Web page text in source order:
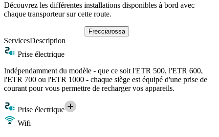
Découvrez les différentes installations disponibles à bord avec
chaque transporteur sur cette route.
Frecciarossa
ServicesDescription
Prise électrique
Indépendamment du modèle - que ce soit l'ETR 500, l'ETR 600,
l'ETR 700 ou l'ETR 1000 - chaque siège est équipé d'une prise de
courant pour vous permettre de recharger vos appareils.
Prise électrique
Wifi